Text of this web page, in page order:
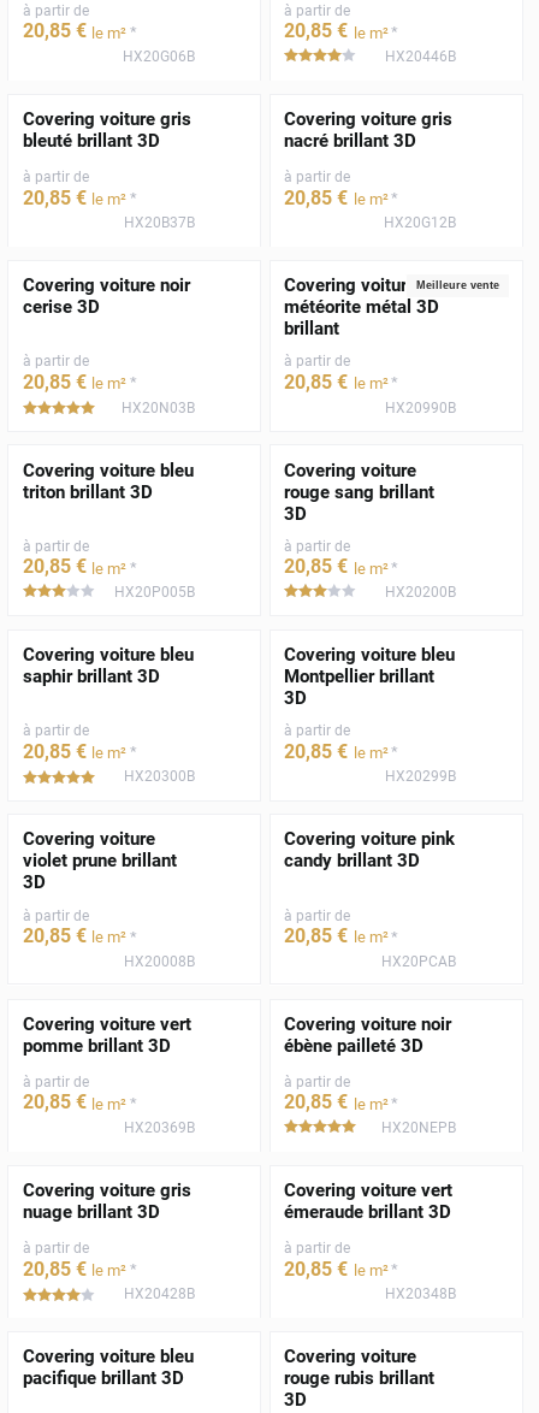
à partir de
20,85 € le m² *
HX20G06B
à partir de
20,85 € le m²*
***** HX20446B
Covering voiture gris
bleuté brillant 3D
à partir de
20,85 € le m² *
HX20B37B
Covering voiture gris
nacré brillant 3D
à partir de
20,85 € le m²*
HX20G12B
Covering voiture noir
cerise 3D
à partir de
20,85 € le m² *
*****HX20N03B
Meilleure vente
Covering voiture gris
météorite métal 3D
brillant
à partir de
20,85 € le m²*
HX20990B
Covering voiture bleu
triton brillant 3D
à partir de
20,85 € le m² *
***** HX20P005B
Covering voiture
rouge sang brillant
3D
à partir de
20,85 € le m²*
***** HX20200B
Covering voiture bleu
saphir brillant 3D
à partir de
20,85 € le m² *
*****HX20300B
Covering voiture bleu
Montpellier brillant
3D
à partir de
20,85 € le m²*
HX20299B
Covering voiture
violet prune brillant
3D
à partir de
20,85 € le m² *
HX20008B
Covering voiture pink
candy brillant 3D
à partir de
20,85 € le m²*
HX20PCAB
Covering voiture vert
pomme brillant 3D
à partir de
20,85 € le m² *
HX20369B
Covering voiture noir
ébène pailleté 3D
à partir de
20,85 € le m²*
*****HX20NEPB
Covering voiture gris
nuage brillant 3D
à partir de
20,85 € le m² *
***** HX20428B
Covering voiture vert
émeraude brillant 3D
à partir de
20,85 € le m²*
HX20348B
Covering voiture bleu
pacifique brillant 3D
Covering voiture
rouge rubis brillant
3D